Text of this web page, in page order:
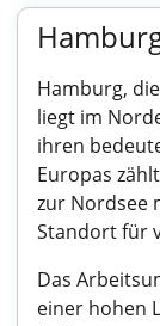
Hamburg,
liegt im
ihren
Europas
zur Nordsee
Standort für
Das
einer hohen